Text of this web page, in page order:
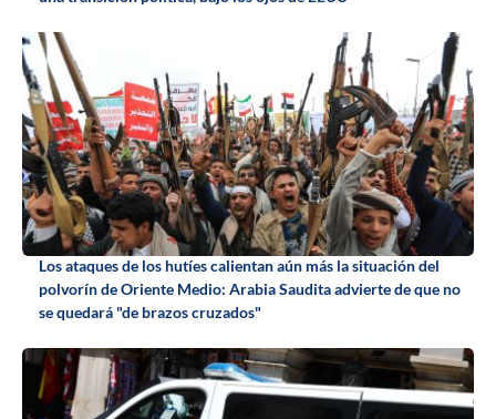
Los ataques de los hutíes calientan aún más la situación del
polvorín de Oriente Medio: Arabia Saudita advierte de que no
se quedará "de brazos cruzados"